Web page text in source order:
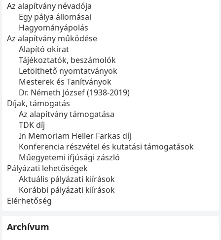
Az alapítvány névadója
Egy pálya állomásai
Hagyományápolás
Az alapítvány működése
Alapító okirat
Tájékoztatók, beszámolók
Letölthető nyomtatványok
Mesterek és Tanítványok
Dr. Németh József (1938-2019)
Díjak, támogatás
Az alapítvány támogatása
TDK díj
In Memoriam Heller Farkas díj
Konferencia részvétel és kutatási támogatások
Műegyetemi ifjúsági zászló
Pályázati lehetőségek
Aktuális pályázati kiírások
Korábbi pályázati kiírások
Elérhetőség
Archívum